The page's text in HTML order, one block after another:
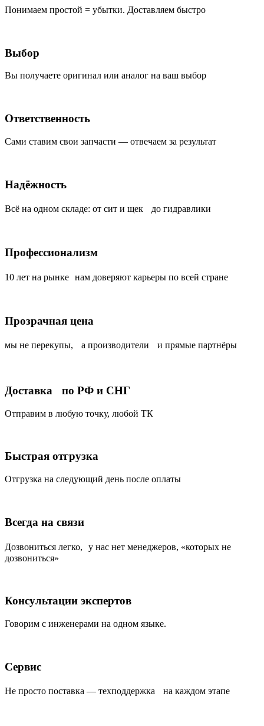
Понимаем простой = убытки. Доставляем быстро
Выбор
Вы получаете оригинал или аналог на ваш выбор
Ответственность
Сами ставим свои запчасти — отвечаем за результат
Надёжность
Всё на одном складе: от сит и щек до гидравлики
Профессионализм
10 лет на рынке нам доверяют карьеры по всей стране
Прозрачная цена
мы не перекупы, а производители и прямые партнёры
Доставка по РФ и СНГ
Отправим в любую точку, любой ТК
Быстрая отгрузка
Отгрузка на следующий день после оплаты
Всегда на связи
Дозвониться легко, у нас нет менеджеров, «которых не
дозвониться»
Консультации экспертов
Говорим с инженерами на одном языке.
Сервис
Не просто поставка — техподдержка на каждом этапе